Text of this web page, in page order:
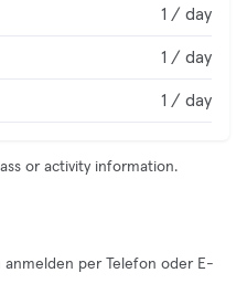
1 / day
1 / day
1 / day
or activity information.
per Telefon oder E-